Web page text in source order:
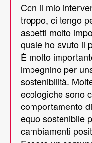
Con il mio
troppo, ci tengo
aspetti molto
quale ho avuto il
È molto
impegnino per
sostenibilità.
ecologiche sono
comportamento
equo sostenibile
cambiamenti